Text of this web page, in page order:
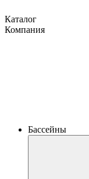
Каталог
Компания
Бассейны